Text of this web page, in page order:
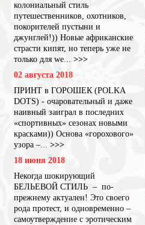
колониальный стиль
путешественников, охотников,
покорителей пустыни и
джунглей!)) Новые африканские
страсти кипят, но теперь уже не
только для we... >>>
02 августа 2018
ПРИНТ в ГОРОШЕК (POLKA
DOTS) - очаровательный и даже
наивный заиграл в последних
«спортивных» сезонах новыми
красками)) Основа «горохового»
узора –... >>>
18 июня 2018
Некогда шокирующий
БЕЛЬЕВОЙ СТИЛЬ – по-
прежнему актуален! Это своего
рода протест, и одновременно –
самоутверждение с эротическим